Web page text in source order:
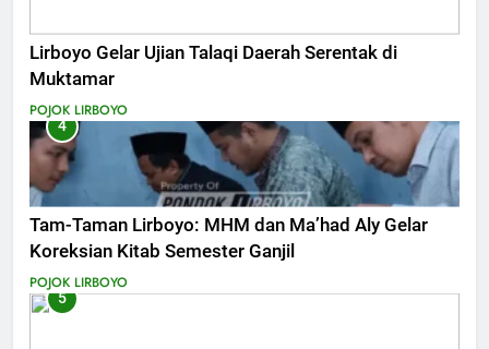
Lirboyo Gelar Ujian Talaqi Daerah Serentak di
Muktamar
POJOK LIRBOYO
4
Tam-Taman Lirboyo: MHM dan Ma’had Aly Gelar
Koreksian Kitab Semester Ganjil
POJOK LIRBOYO
5